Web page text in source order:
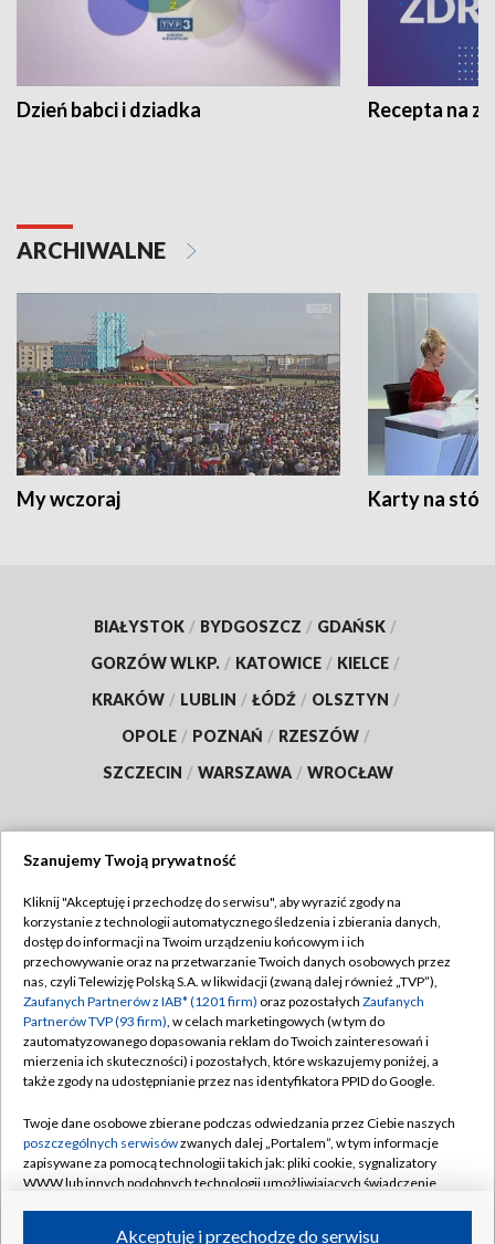
Dzień babci i dziadka Recepta na
ARCHIWALNE
My wczoraj Karty na
BIAŁYSTOK / BYDGOSZCZ / GDAŃSK /
GORZÓW WLKP. / KATOWICE / KIELCE /
KRAKÓW / LUBLIN / ŁÓDŹ / OLSZTYN /
OPOLE / POZNAŃ / RZESZÓW /
SZCZECIN / WARSZAWA / WROCŁAW
TVP
Abonament TVP
Emisja w TVP
Centrum informacji TVP
Naziemna Telewizja Cyfrowa
Rada Programowa
System NOS
Informacje o nadawcy
Regulamin TVP
Polityka prywatności
Moje zgody
Pomoc
Kontakt
Kanały
Szanujemy Twoją prywatność
Kliknij "Akceptuję i przechodzę do serwisu", aby wyrazić zgody na
korzystanie z technologii automatycznego śledzenia i zbierania danych,
dostęp do informacji na Twoim urządzeniu końcowym i ich
przechowywanie oraz na przetwarzanie Twoich danych osobowych przez
nas, czyli Telewizję Polską S.A. w likwidacji (zwaną dalej również „TVP”),
Zaufanych Partnerów z IAB* (1201 firm) oraz pozostałych Zaufanych
Partnerów TVP (93 firm), w celach marketingowych (w tym do
zautomatyzowanego dopasowania reklam do Twoich zainteresowań i
mierzenia ich skuteczności) i pozostałych, które wskazujemy poniżej, a
także zgody na udostępnianie przez nas identyfikatora PPID do Google.
Twoje dane osobowe zbierane podczas odwiedzania przez Ciebie naszych
poszczególnych serwisówzwanych dalej „Portalem”, w tym informacje
zapisywane za pomocą technologii takich jak: pliki cookie, sygnalizatory
WWW lub innych podobnych technologii umożliwiających świadczenie
Akceptuję i przechodzę do serwisu